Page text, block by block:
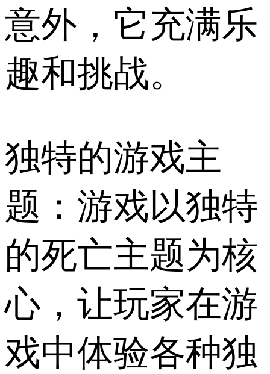
意外，它充满乐
趣和挑战。
独特的游戏主
题：游戏以独特
的死亡主题为核
心，让玩家在游
戏中体验各种独